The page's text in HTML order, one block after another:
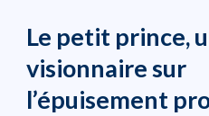
Le petit prince,
visionnaire sur
l’épuisement